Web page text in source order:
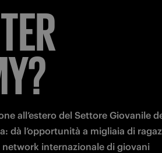
all’estero del Settore Giovanile
dà l’opportunità a migliaia di
internazionale di giovani